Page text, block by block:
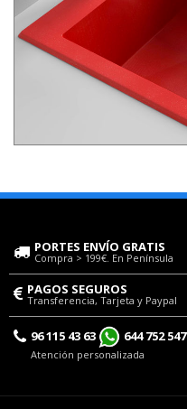
PORTES ENVÍO GRATIS
Compra > 199€. En Península
PAGOS SEGUROS
Transferencia, Tarjeta y Paypal
96 115 43 63 644 752 547
Atención personalizada